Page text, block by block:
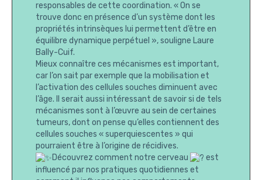
responsables de cette coordination. « On se
trouve donc en présence d’un système dont les
propriétés intrinsèques lui permettent d’être en
équilibre dynamique perpétuel », souligne Laure
Bally-Cuif.
Mieux connaître ces mécanismes est important,
car l’on sait par exemple que la mobilisation et
l’activation des cellules souches diminuent avec
l’âge. Il serait aussi intéressant de savoir si de tels
mécanismes sont à l’œuvre au sein de certaines
tumeurs, dont on pense qu’elles contiennent des
cellules souches « superquiescentes » qui
pourraient être à l’origine de récidives.
Découvrez comment notre cerveau
est
influencé par nos pratiques quotidiennes et